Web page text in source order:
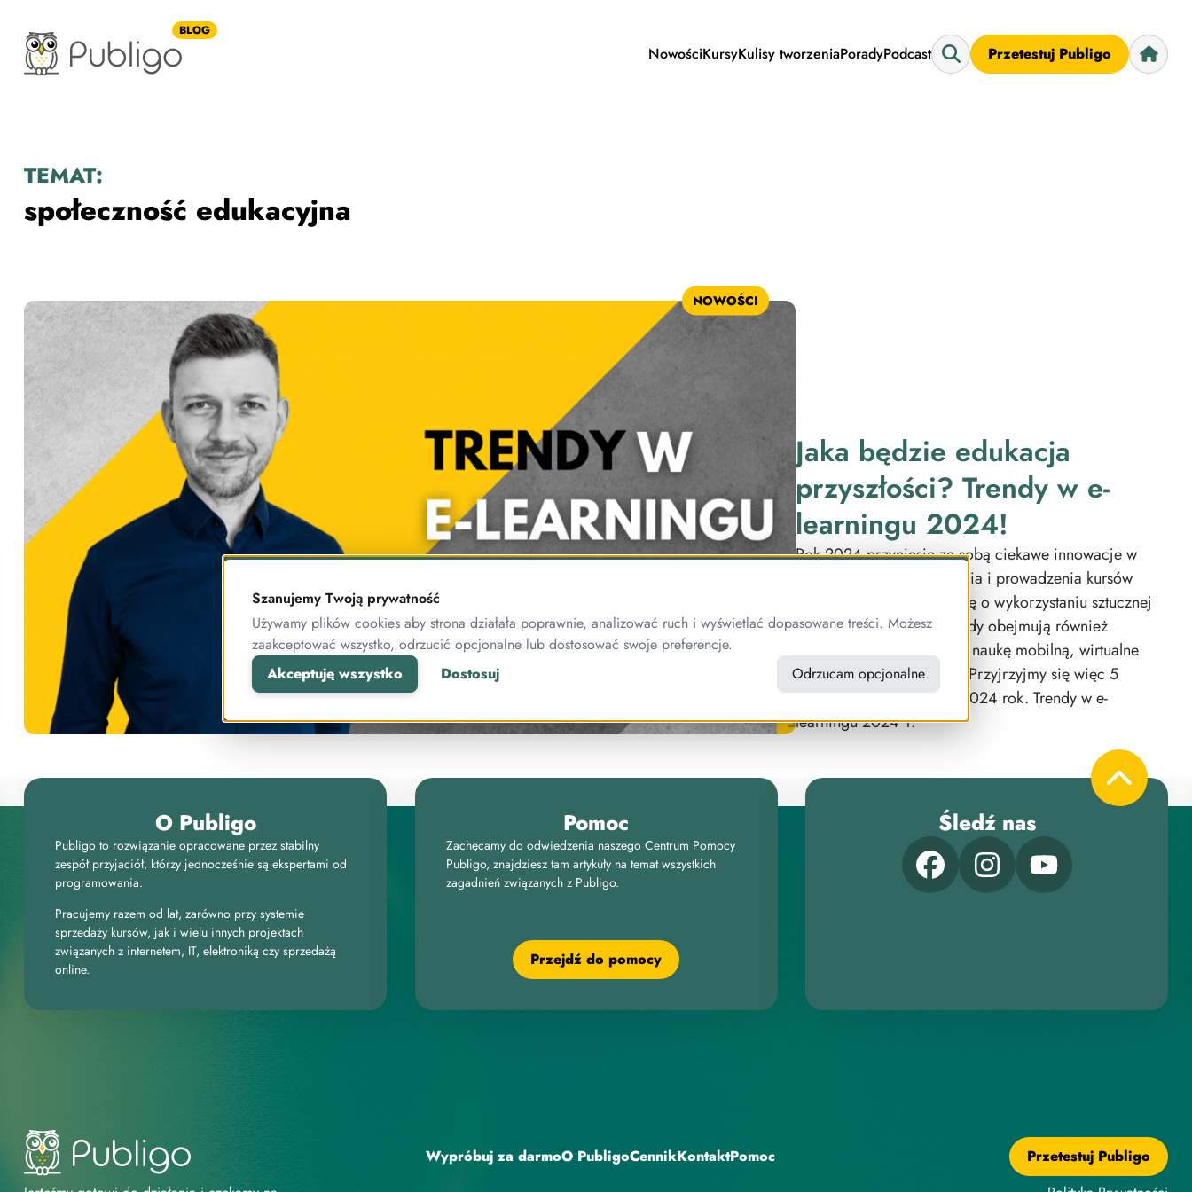
BLOG
NowościKursyKulisy tworzeniaPoradyPodcast Przetestuj Publigo
TEMAT:
społeczność edukacyjna
NOWOŚCI
Jaka będzie edukacja
przyszłości? Trendy w e-
learningu 2024!
Rok 2024 przyniesie ze sobą ciekawe innowacje w
dziedzinie metod nauczania i prowadzenia kursów
online. Najwięcej mówi się o wykorzystaniu sztucznej
inteligencji, ale nowe trendy obejmują również
poszerzenie grywalizacji, naukę mobilną, wirtualne
klasy, czy micro-learning. Przyjrzyjmy się więc 5
trendom w e-lerningu na 2024 rok. Trendy w e-
learningu 2024 1.
O Publigo
Publigo to rozwiązanie opracowane przez stabilny
zespół przyjaciół, którzy jednocześnie są ekspertami od
programowania.
Pracujemy razem od lat, zarówno przy systemie
sprzedaży kursów, jak i wielu innych projektach
związanych z internetem, IT, elektroniką czy sprzedażą
online.
Pomoc
Zachęcamy do odwiedzenia naszego Centrum Pomocy
Publigo, znajdziesz tam artykuły na temat wszystkich
zagadnień związanych z Publigo.
Przejdź do pomocy
Śledź nas
Wypróbuj za darmoO PubligoCennikKontaktPomoc
Przetestuj Publigo
Szanujemy Twoją prywatność
Używamy plików cookies aby strona działała poprawnie, analizować ruch i wyświetlać dopasowane treści. Możesz
zaakceptować wszystko, odrzucić opcjonalne lub dostosować swoje preferencje.
Akceptuję wszystko
Dostosuj Odrzucam opcjonalne